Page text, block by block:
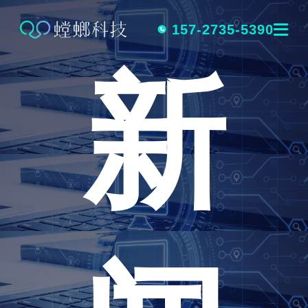
跳
内
容
157-2735-5390
新